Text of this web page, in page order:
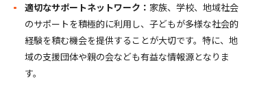
適切なサポートネットワーク： 家族、学校、地域社会
のサポートを積極的に利用し、子どもが多様な社会的
経験を積む機会を提供することが大切です。特に、地
域の支援団体や親の会なども有益な情報源となりま
す。